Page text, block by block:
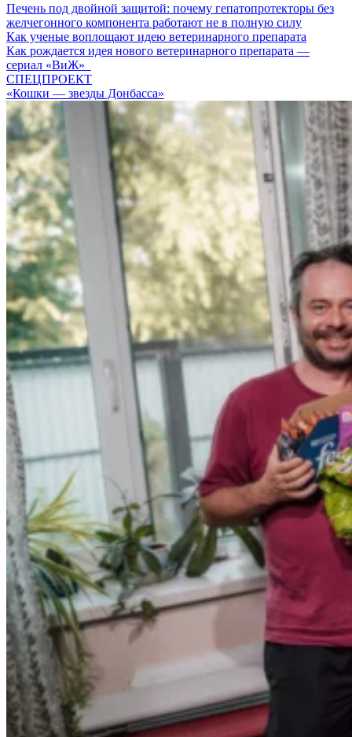
Печень под двойной защитой: почему гепатопротекторы без
желчегонного компонента работают не в полную силу
Как ученые воплощают идею ветеринарного препарата
Как рождается идея нового ветеринарного препарата —
сериал «ВиЖ»
СПЕЦПРОЕКТ
«Кошки — звезды Донбасса»